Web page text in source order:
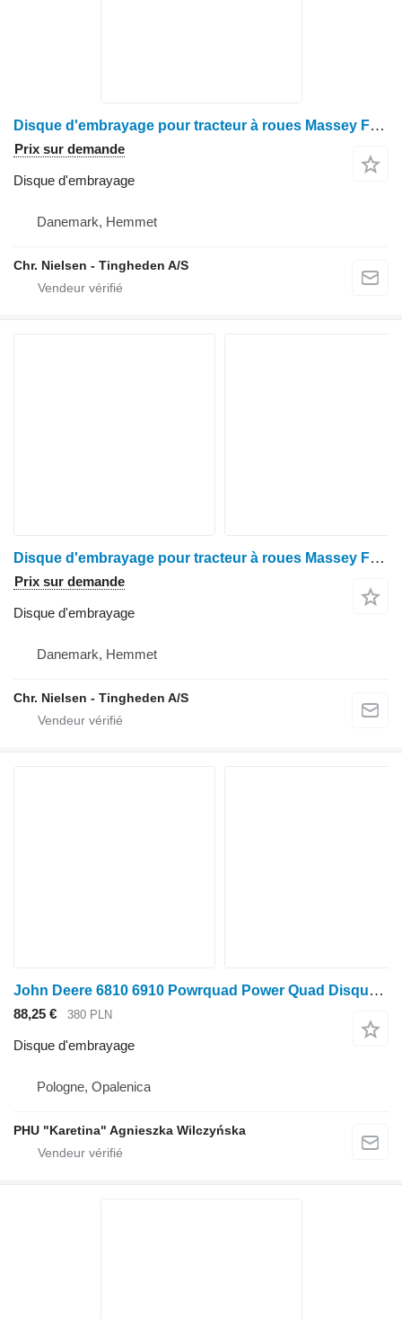
Disque d'embrayage pour tracteur à roues Massey Ferguson 3060
Prix sur demande
Disque d'embrayage
Danemark, Hemmet
Chr. Nielsen - Tingheden A/S
Disque d'embrayage pour tracteur à roues Massey Ferguson 690
Prix sur demande
Disque d'embrayage
Danemark, Hemmet
Chr. Nielsen - Tingheden A/S
John Deere 6810 6910 Powrquad Power Quad Disque d'embrayage R96806 pour tracteur à roues John Deere 6810 6910
88,25 € 380 PLN
Disque d'embrayage
Pologne, Opalenica
PHU "Karetina" Agnieszka Wilczyńska